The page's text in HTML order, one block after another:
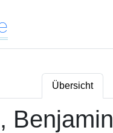
Übersicht
Benjamin